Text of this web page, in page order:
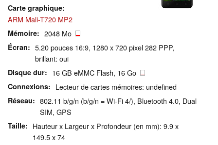
Carte graphique
ARM Mali-T720 MP2
Mémoire 2048 Mo
Écran
5.20 pouces 16:9, 1280 x 720 pixel 282 PPP,
brillant: oui
Disque dur 16 GB eMMC Flash, 16 Go
Connexions Lecteur de cartes mémoires: undefined
Réseau
802.11 b/g/n (b/g/n = Wi-Fi 4/), Bluetooth 4.0, Dual
SIM, GPS
Taille
Hauteur x Largeur x Profondeur (en mm): 9.9 x
149.5 x 74